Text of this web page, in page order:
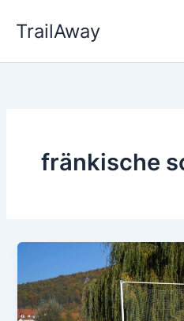
InhaltTrailAway
fränkische